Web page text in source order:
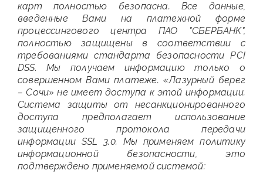
карт полностью безопасна. Все данные,
введенные Вами на платежной форме
процессингового центра ПАО "СБЕРБАНК",
полностью защищены в соответствии с
требованиями стандарта безопасности PCI
DSS. Мы получаем информацию только о
совершенном Вами платеже. «Лазурный берег
– Сочи» не имеет доступа к этой информации.
Система защиты от несанкционированного
доступа предполагает использование
защищенного протокола передачи
информации SSL 3.0. Мы применяем политику
информационной безопасности, это
подтверждено применяемой системой: